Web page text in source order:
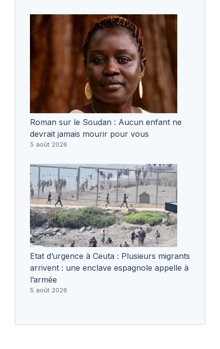
Roman sur le Soudan : Aucun enfant ne
devrait jamais mourir pour vous
5 août 2026
Etat d’urgence à Ceuta : Plusieurs migrants
arrivent : une enclave espagnole appelle à
l’armée
5 août 2026